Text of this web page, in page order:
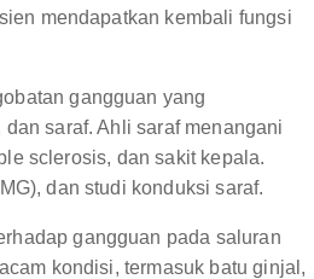
mendapatkan kembali fungsi
gangguan yang
saraf. Ahli saraf menangani
sclerosis, dan sakit kepala.
dan studi konduksi saraf.
gangguan pada saluran
kondisi, termasuk batu ginjal,